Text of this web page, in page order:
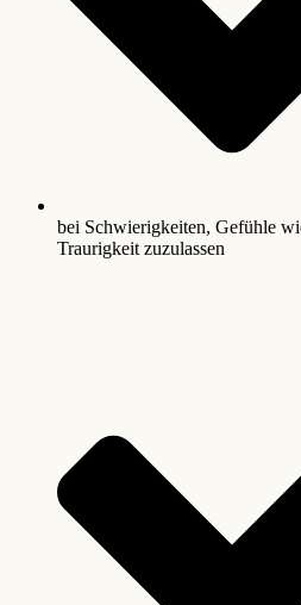
bei Schwierigkeiten, Gefühle
Traurigkeit zuzulassen